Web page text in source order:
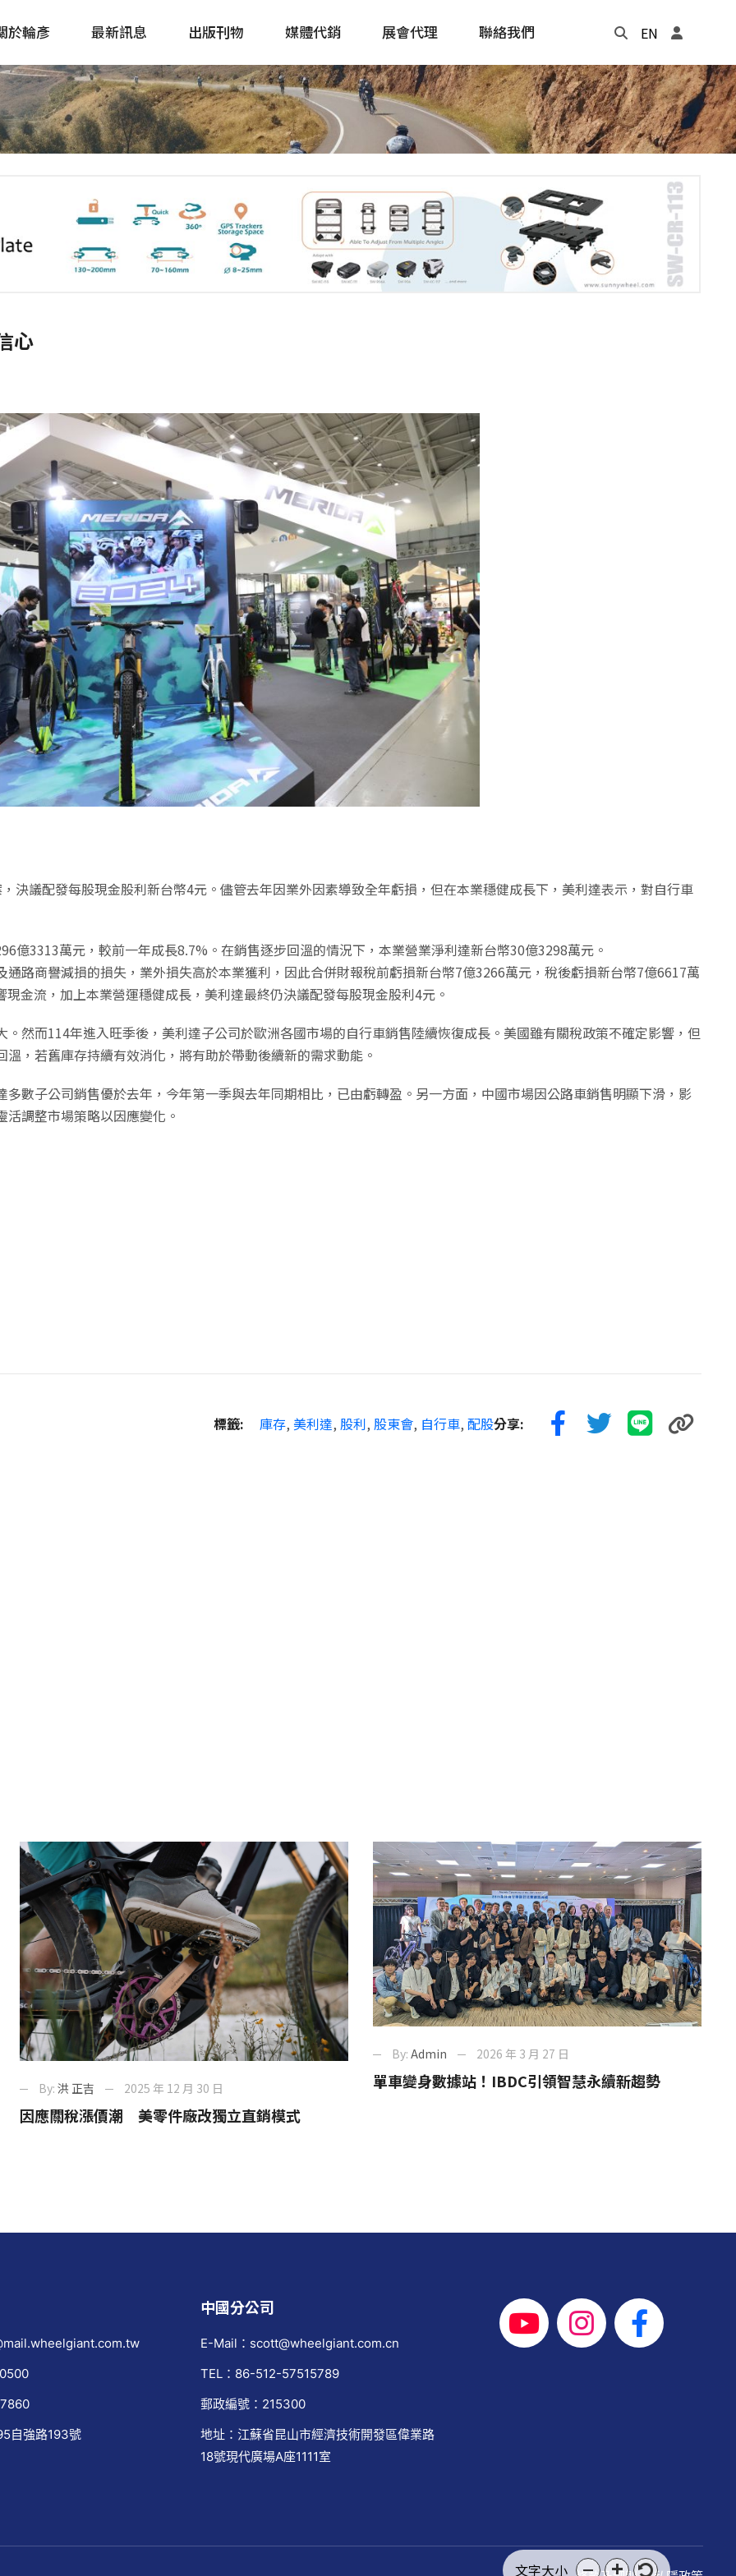
於輪彥 最新訊息 出版刊物
自行車&電動車市場快訊
Update
單車誌 Cycling Update
戶外探索 Outside
主題書籍
年度記事本
媒體代銷 展會代理 聯絡我們 EN
心
決議配發每股現金股利新台幣4元。儘管去年因業外因素導致全年虧損，但在本業穩健成長下，美利達表示，對自行車
億3313萬元，較前一年成長8.7%。在銷售逐步回溫的情況下，本業營業淨利達新台幣30億3298萬元。
路商譽減損的損失，業外損失高於本業獲利，因此合併財報稅前虧損新台幣7億3266萬元，稅後虧損新台幣7億6617萬
金流，加上本業營運穩健成長，美利達最終仍決議配發每股現金股利4元。
然而114年進入旺季後，美利達子公司於歐洲各國市場的自行車銷售陸續恢復成長。美國雖有關稅政策不確定影響，但
，若舊庫存持續有效消化，將有助於帶動後續新的需求動能。
數子公司銷售優於去年，今年第一季與去年同期相比，已由虧轉盈。另一方面，中國市場因公路車銷售明顯下滑，影
調整市場策略以因應變化。
標籤: 庫存, 美利達, 股利, 股東會, 自行車, 配股分享:
By: 洪 正吉 2025 年 12 月 30 日
因應關稅漲價潮 美零件廠改獨立直銷模式
By: Admin 2026 年 3 月 27 日
單車變身數據站！IBDC引領智慧永續新趨勢
自強路193號
中國分公司
E-Mail：scott@wheelgiant.com.cn
TEL：86-512-57515789
郵政編號：215300
地址：江蘇省昆山市經濟技術開發區偉業路
18號現代廣場A座1111室
文字大小